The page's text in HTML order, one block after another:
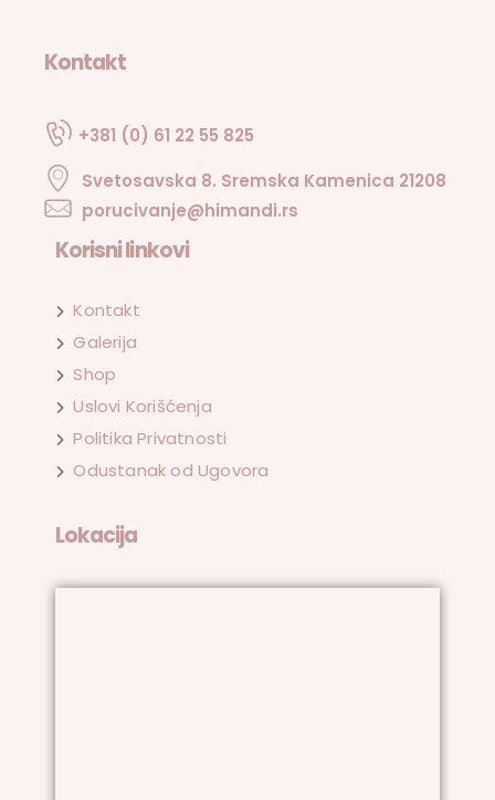
Kontakt
+381 (0) 61 22 55 825
Svetosavska 8. Sremska Kamenica 21208
porucivanje@himandi.rs
Korisni linkovi
Kontakt
Galerija
Shop
Uslovi Korišćenja
Politika Privatnosti
Odustanak od Ugovora
Lokacija